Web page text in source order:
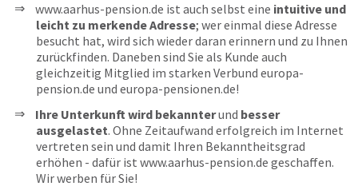
www.aarhus-pension.de ist auch selbst eine intuitive und
leicht zu merkende Adresse; wer einmal diese Adresse
besucht hat, wird sich wieder daran erinnern und zu Ihnen
zurückfinden. Daneben sind Sie als Kunde auch
gleichzeitig Mitglied im starken Verbund europa-
pension.de und europa-pensionen.de!
Ihre Unterkunft wird bekannterund besser
ausgelastet. Ohne Zeitaufwand erfolgreich im Internet
vertreten sein und damit Ihren Bekanntheitsgrad
erhöhen - dafür ist www.aarhus-pension.de geschaffen.
Wir werben für Sie!